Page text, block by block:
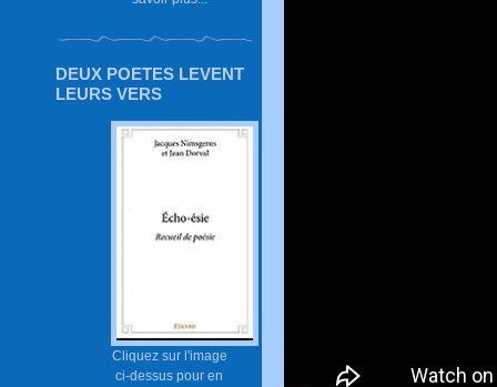
DEUX POETES LEVENT
LEURS VERS
Cliquez sur l'image
ci-dessus pour en